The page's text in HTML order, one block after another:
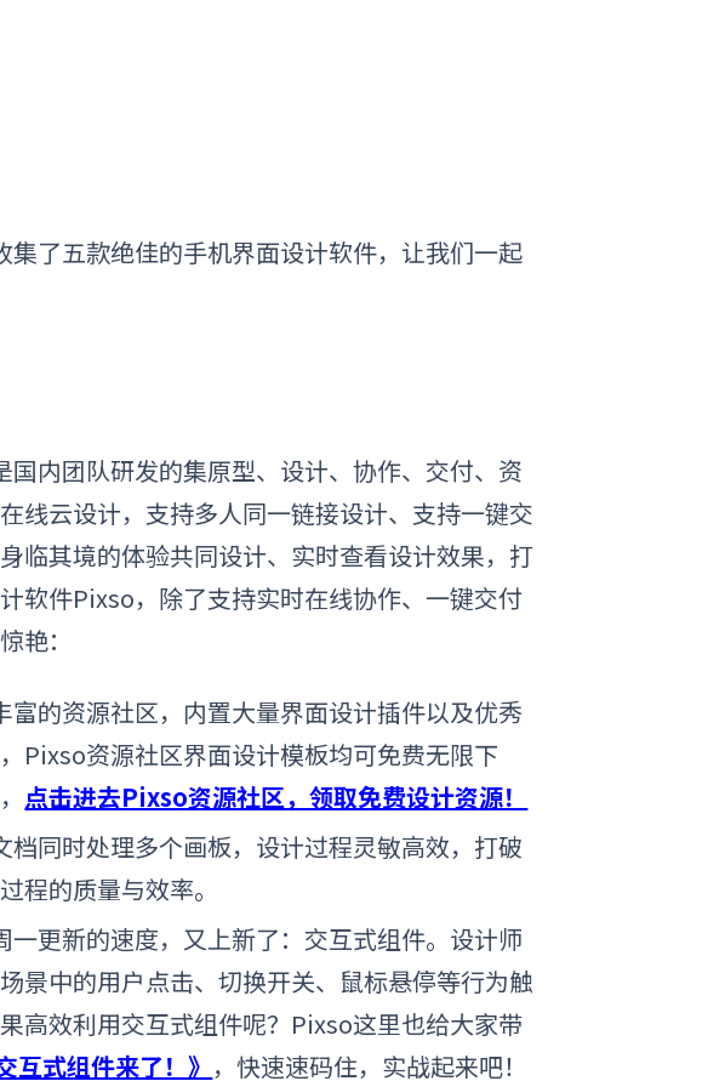
集了五款绝佳的手机界面设计软件，让我们一起
内团队研发的集原型、设计、协作、交付、资
线云设计，支持多人同一链接设计、支持一键交
临其境的体验共同设计、实时查看设计效果，打
软件Pixso，除了支持实时在线协作、一键交付
艳：
富的资源社区，内置大量界面设计插件以及优秀
Pixso资源社区界面设计模板均可免费无限下
点击进去Pixso资源社区，领取免费设计资源！
档同时处理多个画板，设计过程灵敏高效，打破
程的质量与效率。
一更新的速度，又上新了：交互式组件。设计师
景中的用户点击、切换开关、鼠标悬停等行为触
高效利用交互式组件呢？Pixso这里也给大家带
互式组件来了！》 ，快速速码住，实战起来吧！